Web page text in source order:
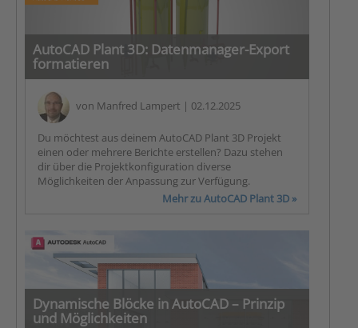
AutoCAD Plant 3D: Datenmanager-Export
formatieren
von Manfred Lampert | 02.12.2025
Du möchtest aus deinem AutoCAD Plant 3D Projekt
einen oder mehrere Berichte erstellen? Dazu stehen
dir über die Projektkonfiguration diverse
Möglichkeiten der Anpassung zur Verfügung.
Mehr zu AutoCAD Plant 3D »
Dynamische Blöcke in AutoCAD – Prinzip
und Möglichkeiten